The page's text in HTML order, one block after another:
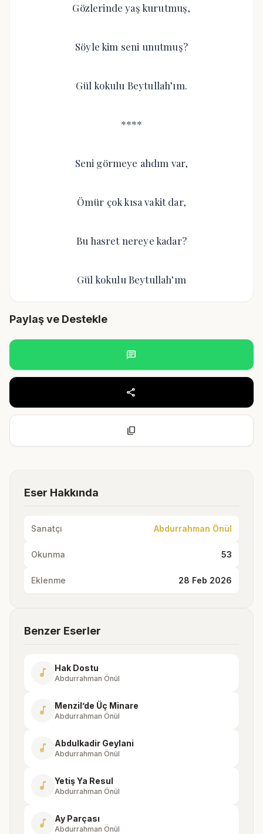
Gözlerinde yaş kurutmuş,
Söyle kim seni unutmuş?
Gül kokulu Beytullah’ım.
****
Seni görmeye ahdım var,
Ömür çok kısa vakit dar,
Bu hasret nereye kadar?
Gül kokulu Beytullah’ım
Paylaş ve Destekle
chat
share
content_copy
Eser Hakkında
Sanatçı Abdurrahman Önül
Okunma 53
Eklenme 28 Feb 2026
Benzer Eserler
music_note Hak Dostu
Abdurrahman Önül
music_note Menzil’de Üç Minare
Abdurrahman Önül
music_note Abdulkadir Geylani
Abdurrahman Önül
music_note Yetiş Ya Resul
Abdurrahman Önül
music_note Ay Parçası
Abdurrahman Önül